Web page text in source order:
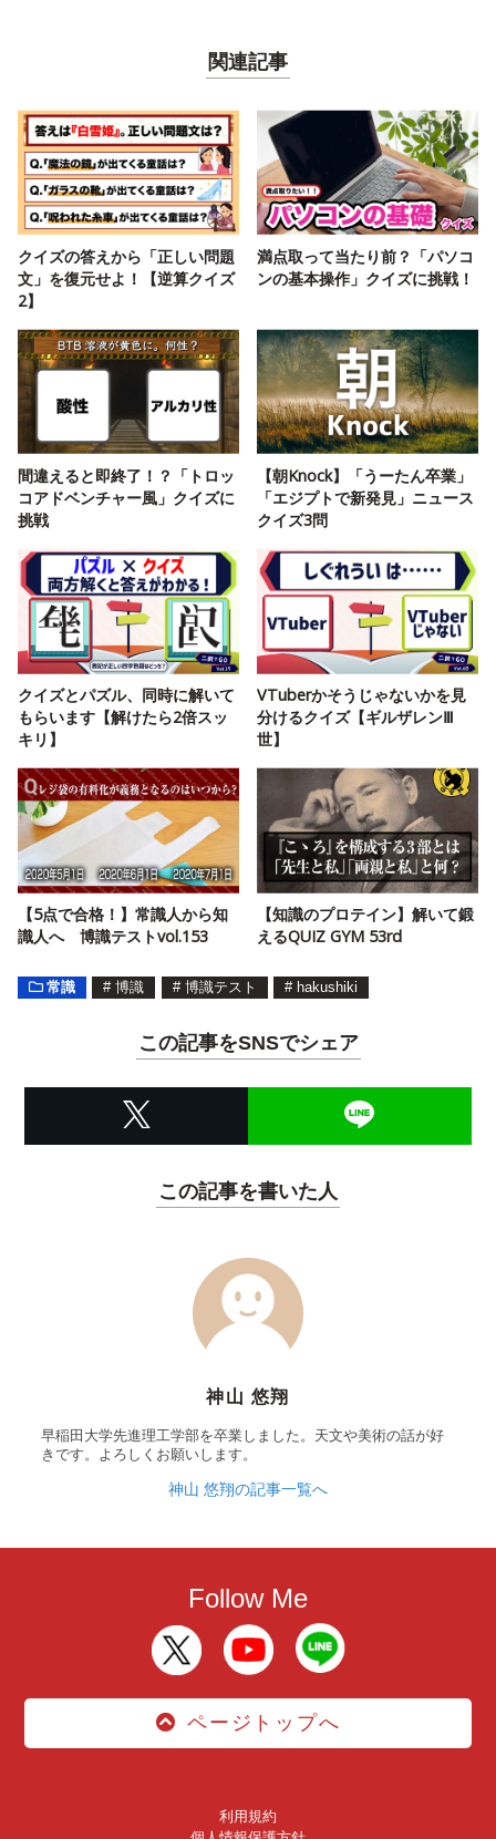
関連記事
クイズの答えから「正しい問題
文」を復元せよ！【逆算クイズ
2】
満点取って当たり前？「パソコ
ンの基本操作」クイズに挑戦！
間違えると即終了！？「トロッ
コアドベンチャー風」クイズに
挑戦
【朝Knock】「うーたん卒業」
「エジプトで新発見」ニュース
クイズ3問
クイズとパズル、同時に解いて
もらいます【解けたら2倍スッ
キリ】
VTuberかそうじゃないかを見
分けるクイズ【ギルザレンⅢ
世】
【5点で合格！】常識人から知
識人へ 博識テストvol.153
【知識のプロテイン】解いて鍛
えるQUIZ GYM 53rd
常識 # 博識 # 博識テスト # hakushiki
この記事をSNSでシェア
この記事を書いた人
神山 悠翔
早稲田大学先進理工学部を卒業しました。天文や美術の話が好
きです。よろしくお願いします。
神山 悠翔の記事一覧へ
Follow Me
ページトップへ
利用規約